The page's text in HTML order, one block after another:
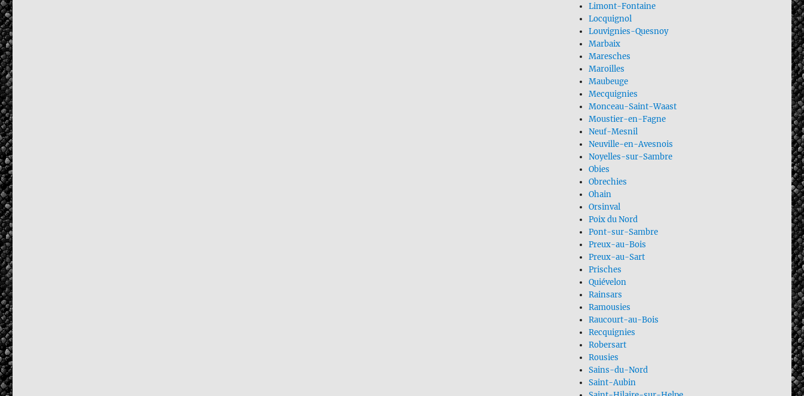
Limont-Fontaine
Locquignol
Louvignies-Quesnoy
Marbaix
Maresches
Maroilles
Maubeuge
Mecquignies
Monceau-Saint-Waast
Moustier-en-Fagne
Neuf-Mesnil
Neuville-en-Avesnois
Noyelles-sur-Sambre
Obies
Obrechies
Ohain
Orsinval
Poix du Nord
Pont-sur-Sambre
Preux-au-Bois
Preux-au-Sart
Prisches
Quiévelon
Rainsars
Ramousies
Raucourt-au-Bois
Recquignies
Robersart
Rousies
Sains-du-Nord
Saint-Aubin